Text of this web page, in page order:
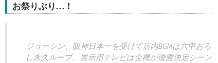
お祭りぶり…！
ジョーシン、阪神日本一を受けて店内BGMは六甲おろ
し永久ループ、展示用テレビは全機が優勝決定シーン